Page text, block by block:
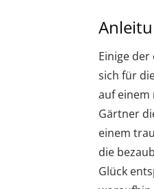
Einige
sich für
auf einem
Gärtner
einem
die
Glück